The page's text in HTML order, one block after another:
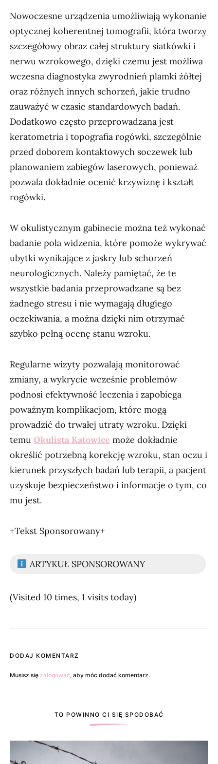
Nowoczesne urządzenia umożliwiają wykonanie
optycznej koherentnej tomografii, która tworzy
szczegółowy obraz całej struktury siatkówki i
nerwu wzrokowego, dzięki czemu jest możliwa
wczesna diagnostyka zwyrodnień plamki żółtej
oraz różnych innych schorzeń, jakie trudno
zauważyć w czasie standardowych badań.
Dodatkowo często przeprowadzana jest
keratometria i topografia rogówki, szczególnie
przed doborem kontaktowych soczewek lub
planowaniem zabiegów laserowych, ponieważ
pozwala dokładnie ocenić krzywiznę i kształt
rogówki.
W okulistycznym gabinecie można też wykonać
badanie pola widzenia, które pomoże wykrywać
ubytki wynikające z jaskry lub schorzeń
neurologicznych. Należy pamiętać, że te
wszystkie badania przeprowadzane są bez
żadnego stresu i nie wymagają długiego
oczekiwania, a można dzięki nim otrzymać
szybko pełną ocenę stanu wzroku.
Regularne wizyty pozwalają monitorować
zmiany, a wykrycie wcześnie problemów
podnosi efektywność leczenia i zapobiega
poważnym komplikacjom, które mogą
prowadzić do trwałej utraty wzroku. Dzięki
temu Okulista Katowice może dokładnie
określić potrzebną korekcję wzroku, stan oczu i
kierunek przyszłych badań lub terapii, a pacjent
uzyskuje bezpieczeństwo i informacje o tym, co
mu jest.
+Tekst Sponsorowany+
ARTYKUŁ SPONSOROWANY
(Visited 10 times, 1 visits today)
DODAJ KOMENTARZ
Musisz się zalogować, aby móc dodać komentarz.
TO POWINNO CI SIĘ SPODOBAĆ